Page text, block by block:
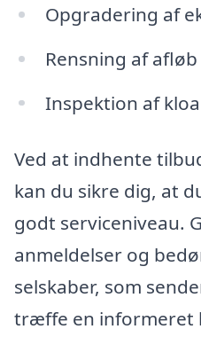
Opgradering af
Rensning af
Inspektion af
Ved at indhente
kan du sikre dig, at
godt serviceniveau.
anmeldelser og
selskaber, som
træffe en informeret